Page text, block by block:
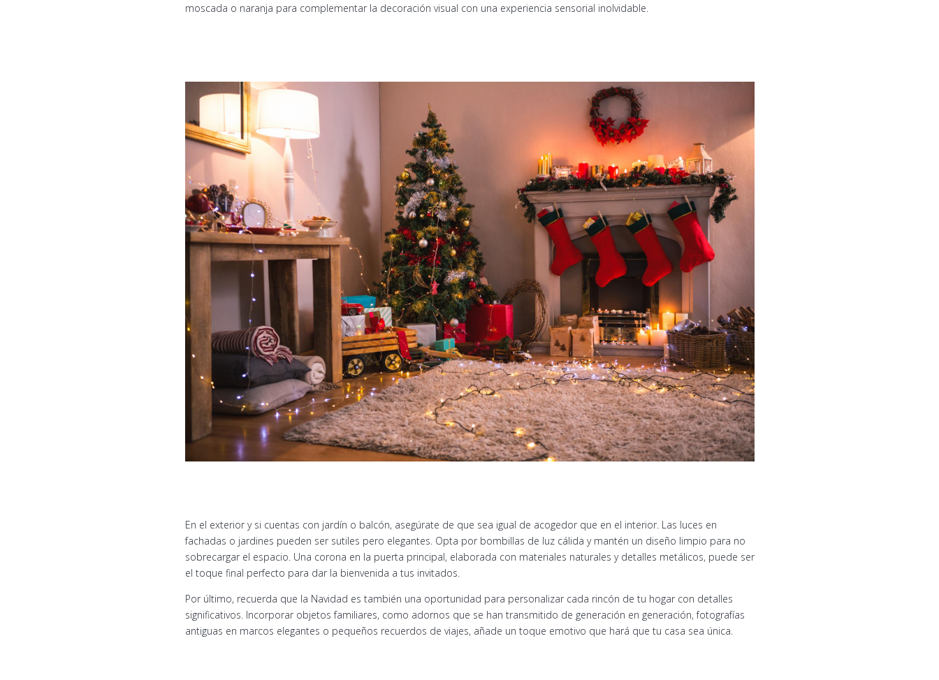
moscada o naranja para complementar la decoración visual con una experiencia sensorial inolvidable.
En el exterior y si cuentas con jardín o balcón, asegúrate de que sea igual de acogedor que en el interior. Las luces en
fachadas o jardines pueden ser sutiles pero elegantes. Opta por bombillas de luz cálida y mantén un diseño limpio para no
sobrecargar el espacio. Una corona en la puerta principal, elaborada con materiales naturales y detalles metálicos, puede ser
el toque final perfecto para dar la bienvenida a tus invitados.
Por último, recuerda que la Navidad es también una oportunidad para personalizar cada rincón de tu hogar con detalles
significativos. Incorporar objetos familiares, como adornos que se han transmitido de generación en generación, fotografías
antiguas en marcos elegantes o pequeños recuerdos de viajes, añade un toque emotivo que hará que tu casa sea única.